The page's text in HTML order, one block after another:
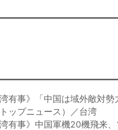
有事》「中国は域外敵対
ップニュース）／台湾
有事》中国軍機20機飛来